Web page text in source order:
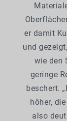
er damit
und
wie den
geringe
beschert.
höher,
also